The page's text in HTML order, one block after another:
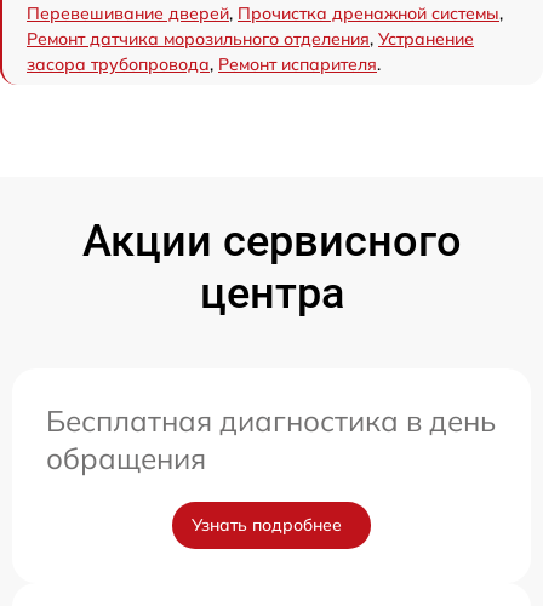
Перевешивание дверей, Прочистка дренажной системы,
Ремонт датчика морозильного отделения, Устранение
засора трубопровода, Ремонт испарителя.
Акции сервисного
центра
Бесплатная диагностика в день
обращения
Узнать подробнее